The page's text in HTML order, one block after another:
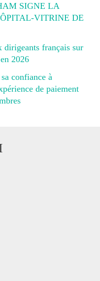
SIGNE LA
VITRINE DE
dirigeants français sur
2026
confiance à
de paiement